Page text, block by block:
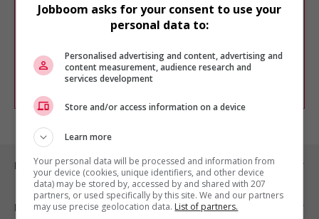
Veuillez faire une nouvelle recherche.
Vous pouvez en tout temps utiliser nos
chercher un poste selon votre profil
d'intérêt en emploi en vousinscrivant
comme membre Jobboom.
Emplois par ville
Emplois par secteur
Jobboom asks for your consent to use your
personal data to:
Personalised advertising and content, advertising and
content measurement, audience research and
services development
Store and/or access information on a device
Learn more
Your personal data will be processed and information from
your device (cookies, unique identifiers, and other device
data) may be stored by, accessed by and shared with 207
partners, or used specifically by this site. We and our partners
may use precise geolocation data. List of partners.